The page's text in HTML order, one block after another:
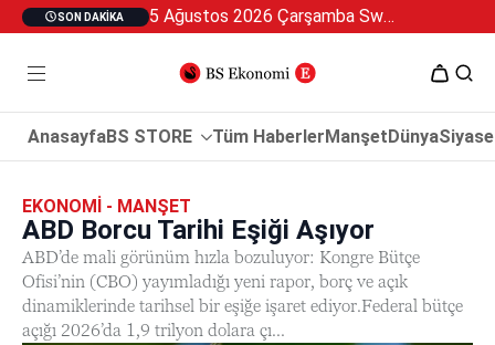
SON DAKIKA 5 Ağustos 2026 Çarşamba Swan Özel 2
AnasayfaBS STORE Tüm HaberlerManşetDünya
EKONOMI - MANŞET
ABD Borcu Tarihi Eşiği Aşıyor
ABD’de mali görünüm hızla bozuluyor: Kongre Bütçe
Ofisi’nin (CBO) yayımladığı yeni rapor, borç ve açık
dinamiklerinde tarihsel bir eşiğe işaret ediyor.Federal bütçe
açığı 2026’da 1,9 trilyon dolara çı...